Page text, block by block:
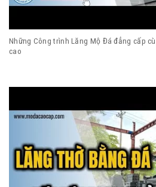
Những Công trình Lăng Mộ Đá đẳng cấp
cao